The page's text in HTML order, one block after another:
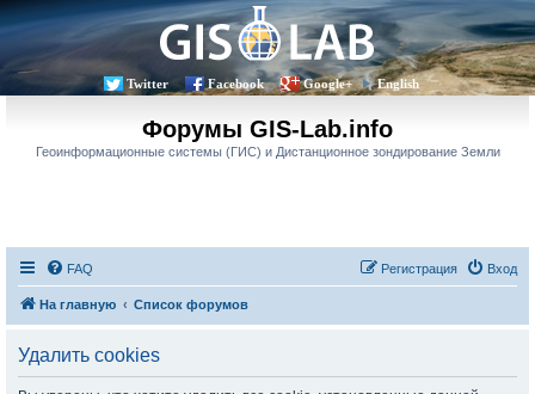
Twitter Facebook Google+ English
Форумы GIS-Lab.info
Геоинформационные системы (ГИС) и Дистанционное зондирование Земли
FAQ Вход
Регистрация
На главную Список форумов
Удалить cookies